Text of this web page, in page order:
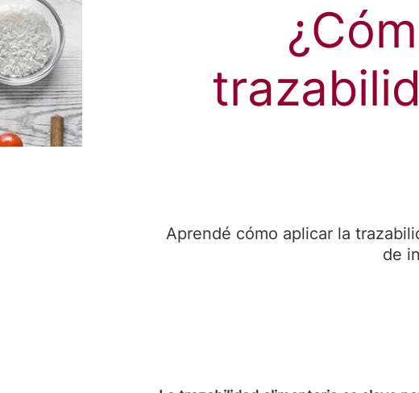
Aprendé cómo aplicar la
de